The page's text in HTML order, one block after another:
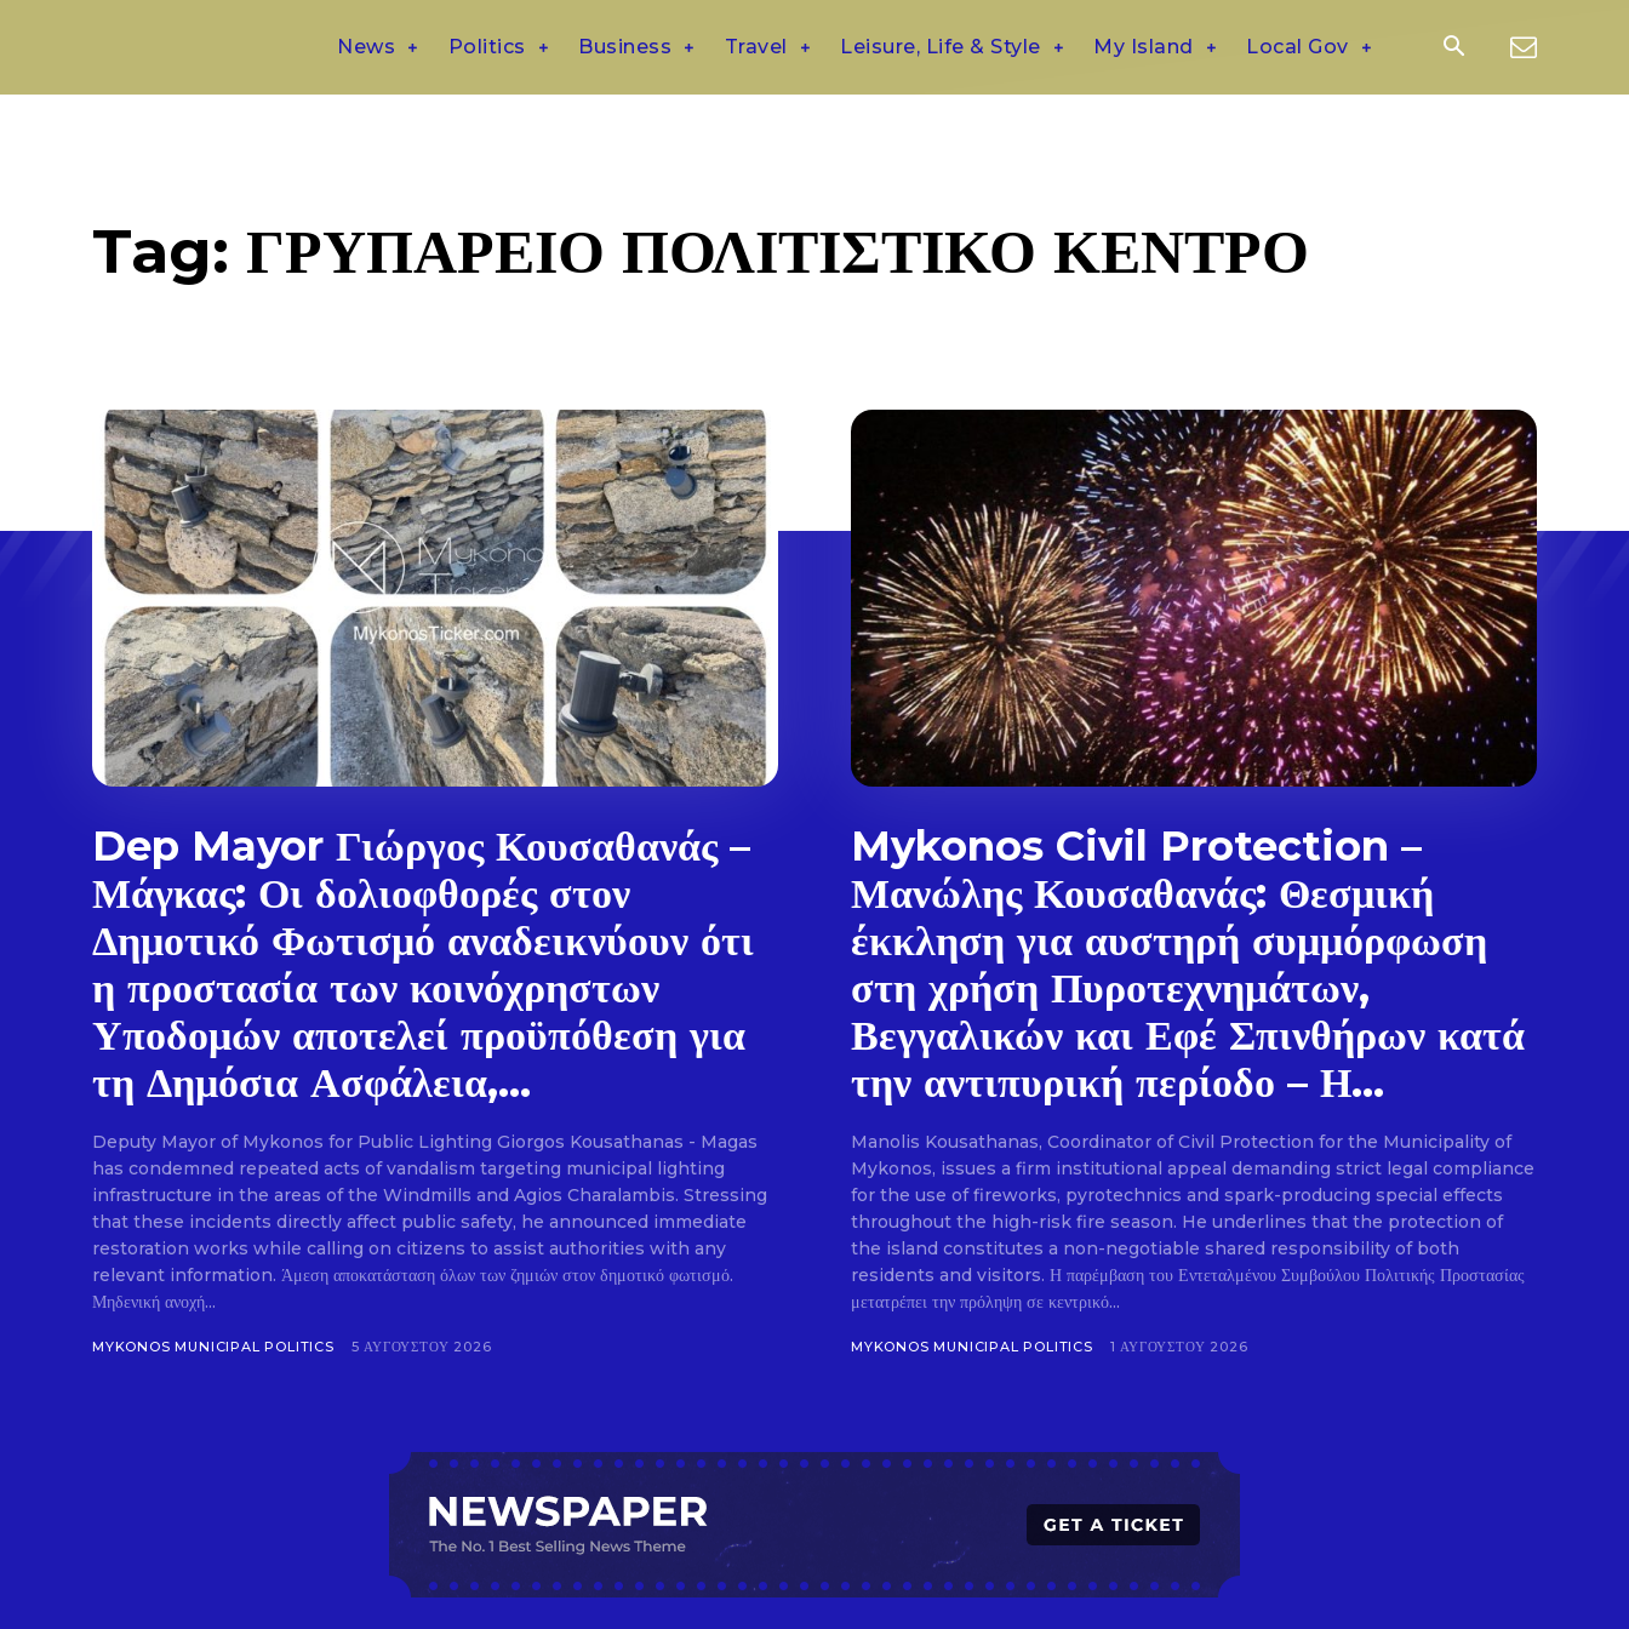
Don't miss out!
Sing up for our newsletter to stay in the loop.
SUBSCRIBE
News Politics Business Travel Leisure, Life & Style My Island Local Gov
Tag: ΓΡΥΠΑΡΕΙΟ ΠΟΛΙΤΙΣΤΙΚΟ ΚΕΝΤΡΟ
Dep Mayor Γιώργος Κουσαθανάς –
Μάγκας: Οι δολιοφθορές στον
Δημοτικό Φωτισμό αναδεικνύουν ότι
η προστασία των κοινόχρηστων
Υποδομών αποτελεί προϋπόθεση για
τη Δημόσια Ασφάλεια,...
Deputy Mayor of Mykonos for Public Lighting Giorgos Kousathanas - Magas
has condemned repeated acts of vandalism targeting municipal lighting
infrastructure in the areas of the Windmills and Agios Charalambis. Stressing
that these incidents directly affect public safety, he announced immediate
restoration works while calling on citizens to assist authorities with any
relevant information. Άμεση αποκατάσταση όλων των ζημιών στον δημοτικό φωτισμό.
Μηδενική ανοχή...
MYKONOS MUNICIPAL POLITICS 5 ΑΥΓΟΎΣΤΟΥ 2026
Mykonos Civil Protection –
Μανώλης Κουσαθανάς: Θεσμική
έκκληση για αυστηρή συμμόρφωση
στη χρήση Πυροτεχνημάτων,
Βεγγαλικών και Εφέ Σπινθήρων κατά
την αντιπυρική περίοδο – Η...
Manolis Kousathanas, Coordinator of Civil Protection for the Municipality of
Mykonos, issues a firm institutional appeal demanding strict legal compliance
for the use of fireworks, pyrotechnics and spark-producing special effects
throughout the high-risk fire season. He underlines that the protection of
the island constitutes a non-negotiable shared responsibility of both
residents and visitors. Η παρέμβαση του Εντεταλμένου Συμβούλου Πολιτικής Προστασίας
μετατρέπει την πρόληψη σε κεντρικό...
MYKONOS MUNICIPAL POLITICS 1 ΑΥΓΟΎΣΤΟΥ 2026